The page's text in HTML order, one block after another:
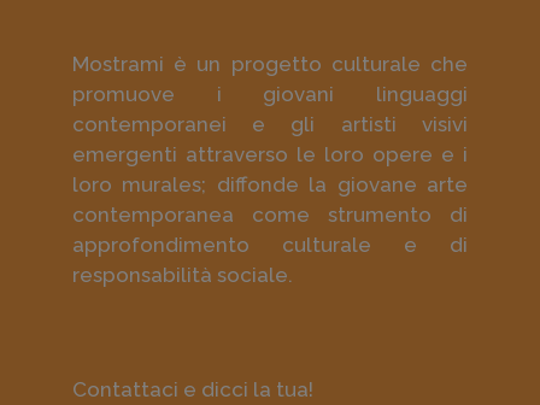
Mostrami è un progetto culturale che
promuove i giovani linguaggi
contemporanei e gli artisti visivi
emergenti attraverso le loro opere e i
loro murales; diffonde la giovane arte
contemporanea come strumento di
approfondimento culturale e di
responsabilità sociale.
Contattaci e dicci la tua!